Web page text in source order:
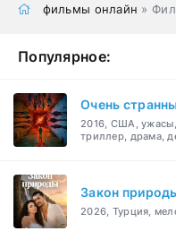
фильмы онлайн »
Популярное:
Очень
2016, США, ужасы,
триллер, драма,
Закон
2026, Турция,